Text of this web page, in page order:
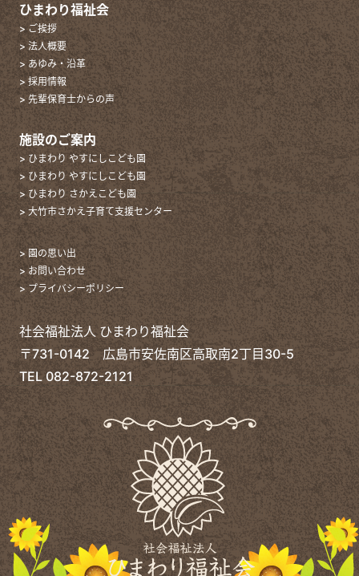
ひまわり福祉会
> ご挨拶
> 法人概要
> あゆみ・沿革
> 採用情報
> 先輩保育士からの声
施設のご案内
> ひまわり やすにしこども園
> ひまわり やすにしこども園
> ひまわり さかえこども園
> 大竹市さかえ子育て支援センター
> 園の思い出
> お問い合わせ
> プライバシーポリシー
社会福祉法人 ひまわり福祉会
〒731-0142 広島市安佐南区高取南2丁目30-5
TEL 082-872-2121